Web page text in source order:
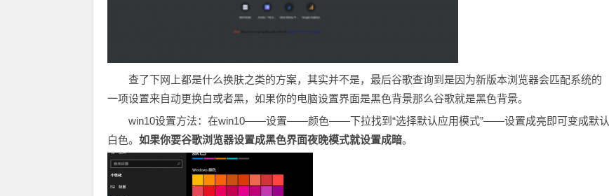
查了下网上都是什么换肤之类的方案，其实并不是，最后谷歌查询到是因为新版本浏览器会匹配系统的
一项设置来自动更换白或者黑，如果你的电脑设置界面是黑色背景那么谷歌就是黑色背景。
win10设置方法：在win10——设置——颜色——下拉找到“选择默认应用模式”——设置成亮即可变成默认
白色。 如果你要谷歌浏览器设置成黑色界面夜晚模式就设置成暗。